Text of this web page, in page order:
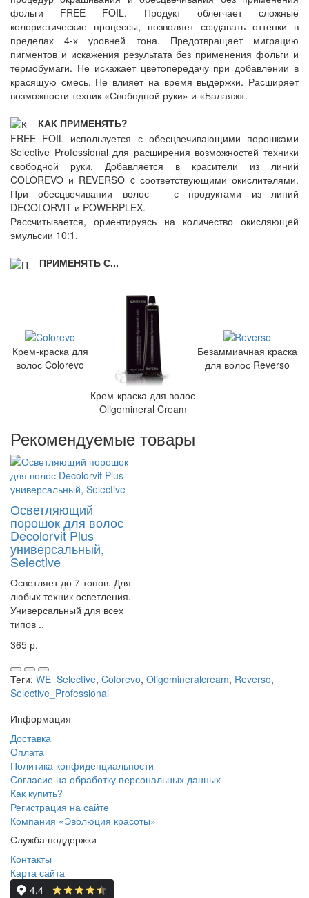
фольги FREE FOIL. Продукт облегчает сложные
колористические процессы, позволяет создавать оттенки в
пределах 4-х уровней тона. Предотвращает миграцию
пигментов и искажения результата без применения фольги и
термобумаги. Не искажает цветопередачу при добавлении в
красящую смесь. Не влияет на время выдержки. Расширяет
возможности техник «Свободной руки» и «Балаяж».
КАК ПРИМЕНЯТЬ?
FREE FOIL используется с обесцвечивающими порошками
Selective Professional для расширения возможностей техники
свободной руки. Добавляется в красители из линий
COLOREVO и REVERSO c соответствующими окислителями.
При обесцвечивании волос – с продуктами из линий
DECOLORVIT и POWERPLEX.
Рассчитывается, ориентируясь на количество окисляющей
эмульсии 10:1.
ПРИМЕНЯТЬ С...
Крем-краска для
волос Colorevo
Крем-краска для волос
Oligomineral Cream
Безаммиачная краска
для волос Reverso
Рекомендуемые товары
Осветляющий
порошок для волос
Decolorvit Plus
универсальный,
Selective
Осветляет до 7 тонов. Для
любых техник осветления.
Универсальный для всех
типов ..
365 р.
Теги: WE_Selective, Colorevo, Oligomineralcream, Reverso,
Selective_Professional
Информация
Доставка
Оплата
Политика конфиденциальности
Согласие на обработку персональных данных
Как купить?
Регистрация на сайте
Компания «Эволюция красоты»
Служба поддержки
Контакты
Карта сайта